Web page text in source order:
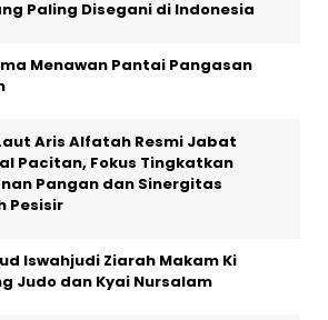
Paling Disegani di Indonesia
Menawan Pantai Pangasan
Aris Alfatah Resmi Jabat
Pacitan, Fokus Tingkatkan
Pangan dan Sinergitas
Pesisir
Iswahjudi Ziarah Makam Ki
Judo dan Kyai Nursalam